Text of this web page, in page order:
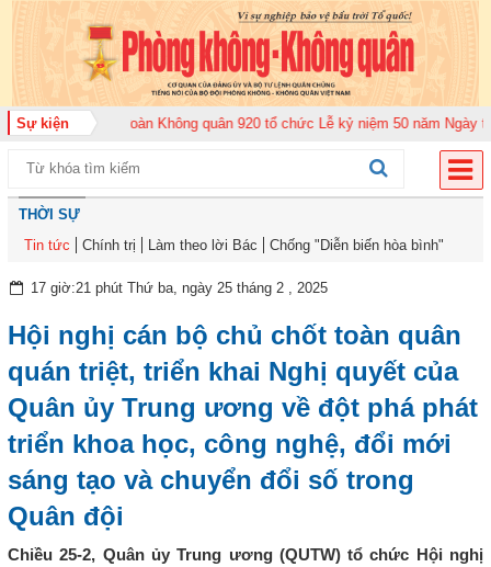
Sự kiệnTrung đoàn Không quân 920 tổ chức Lễ kỷ niệm 50 năm Ngày truyền
THỜI SỰ
Tin tức
Chính trị Làm theo lời Bác Chống "Diễn biến hòa bình"
17 giờ:21 phút Thứ ba, ngày 25 tháng 2 , 2025
Hội nghị cán bộ chủ chốt toàn quân
quán triệt, triển khai Nghị quyết của
Quân ủy Trung ương về đột phá phát
triển khoa học, công nghệ, đổi mới
sáng tạo và chuyển đổi số trong
Quân đội
Chiều 25-2, Quân ủy Trung ương (QUTW) tổ chức Hội nghị